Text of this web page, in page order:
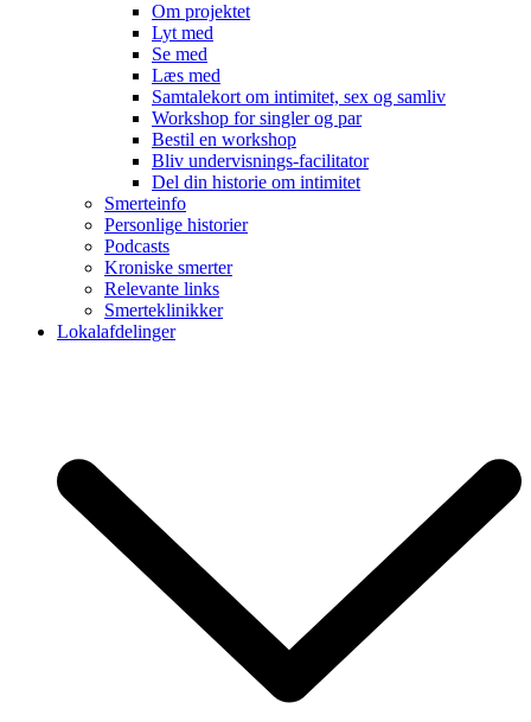
Om projektet
Lyt med
Se med
Læs med
Samtalekort om intimitet, sex og samliv
Workshop for singler og par
Bestil en workshop
Bliv undervisnings-facilitator
Del din historie om intimitet
Smerteinfo
Personlige historier
Podcasts
Kroniske smerter
Relevante links
Smerteklinikker
Lokalafdelinger